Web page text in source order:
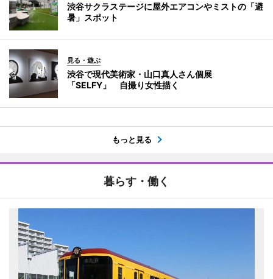
渋谷サクラステージに屋外エアコンやミストの「避
暑」スポット
見る・遊ぶ
渋谷で現代美術家・山口真人さん個展
「SELFY」 自撮り女性描く
もっと見る
暮らす・働く